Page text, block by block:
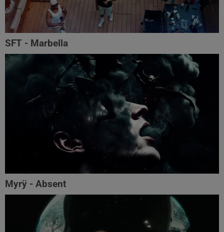
SFT - Marbella
Myrÿ - Absent